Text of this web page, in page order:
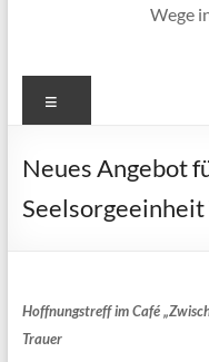
Wege
Neues Angebot
Hoffnungstreff im Café
Trauer